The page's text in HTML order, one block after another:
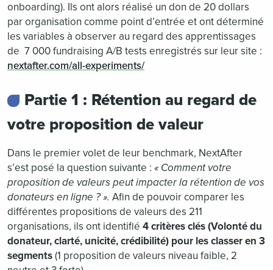
onboarding). Ils ont alors réalisé un don de 20 dollars
par organisation comme point d’entrée et ont déterminé
les variables à observer au regard des apprentissages
de 7 000 fundraising A/B tests enregistrés sur leur site :
nextafter.com/all-experiments/
Partie 1 : Rétention au regard de
votre proposition de valeur
Dans le premier volet de leur benchmark, NextAfter
s’est posé la question suivante : « Comment votre
proposition de valeurs peut impacter la rétention de vos
donateurs en ligne ? ». Afin de pouvoir comparer les
différentes propositions de valeurs des 211
organisations, ils ont identifié 4 critères clés (Volonté du
donateur, clarté, unicité, crédibilité) pour les classer en 3
segments(1 proposition de valeurs niveau faible, 2